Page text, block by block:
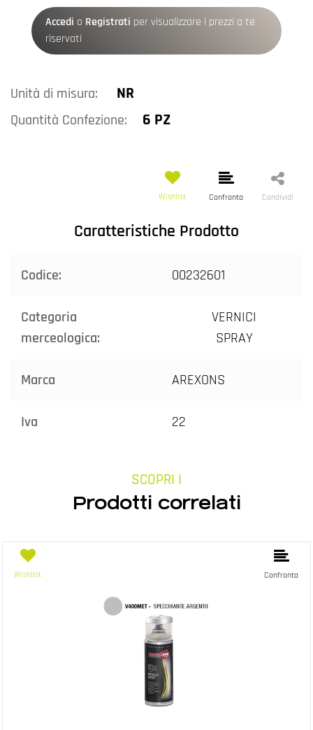
Accedi o Registrati per visualizzare i prezzi a te
riservati
Unità di misura: NR
Quantità Confezione: 6 PZ
Wishlist Confronta Condividi
Caratteristiche Prodotto
Codice: 00232601
Categoria
merceologica:
VERNICI
SPRAY
Marca AREXONS
Iva 22
SCOPRI I
Prodotti correlati
Wishlist Confronta